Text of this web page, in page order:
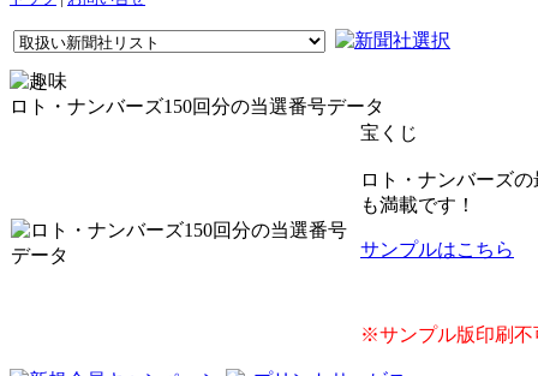
ロト・ナンバーズ150回分の当選番号データ
宝くじ
ロト・ナンバーズ
も満載です！
サンプルはこちら
※サンプル版印刷不